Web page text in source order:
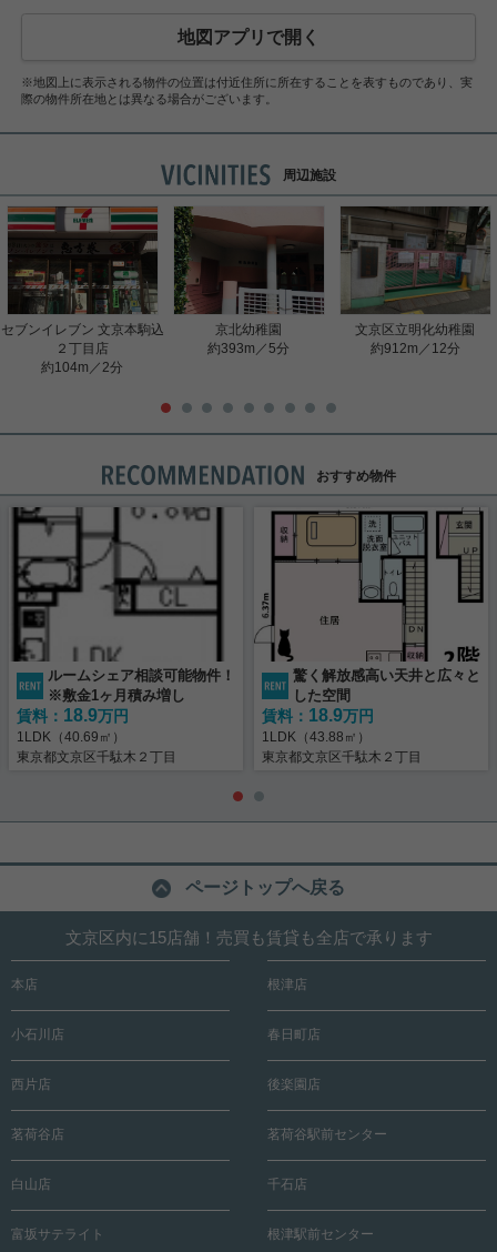
地図アプリで開く
※地図上に表示される物件の位置は付近住所に所在することを表すものであり、実
際の物件所在地とは異なる場合がございます。
周辺施設
セブンイレブン 文京本駒込
２丁目店
約104m／2分
京北幼稚園
約393m／5分
文京区立明化幼稚園
約912m／12分
おすすめ物件
ルームシェア相談可能物件！
※敷金1ヶ月積み増し
賃料： 18.9万円
1LDK（40.69㎡）
東京都文京区千駄木２丁目
驚く解放感高い天井と広々と
した空間
賃料： 18.9万円
1LDK（43.88㎡）
東京都文京区千駄木２丁目
ページトップへ戻る
文京区内に15店舗！売買も賃貸も全店で承ります
本店 根津店
小石川店 春日町店
西片店 後楽園店
茗荷谷店 茗荷谷駅前センター
白山店 千石店
富坂サテライト 根津駅前センター